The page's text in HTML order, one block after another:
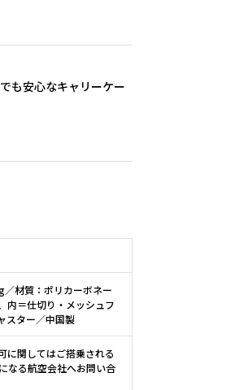
も安心なキャリーケー
材質：ポリカーボネー
内＝仕切り・メッシュフ
スター／中国製
に関してはご搭乗される
なる航空会社へお問い合